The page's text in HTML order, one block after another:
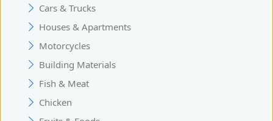
Cars & Trucks
Houses & Apartments
Motorcycles
Building Materials
Fish & Meat
Chicken